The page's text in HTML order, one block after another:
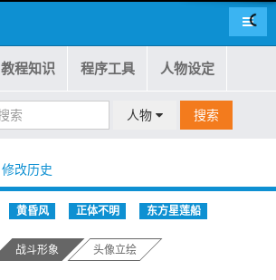
导航
教程知识 程序工具 人物设定
人物 搜索
修改历史
黄昏风 正体不明 东方星莲船
战斗形象 头像立绘